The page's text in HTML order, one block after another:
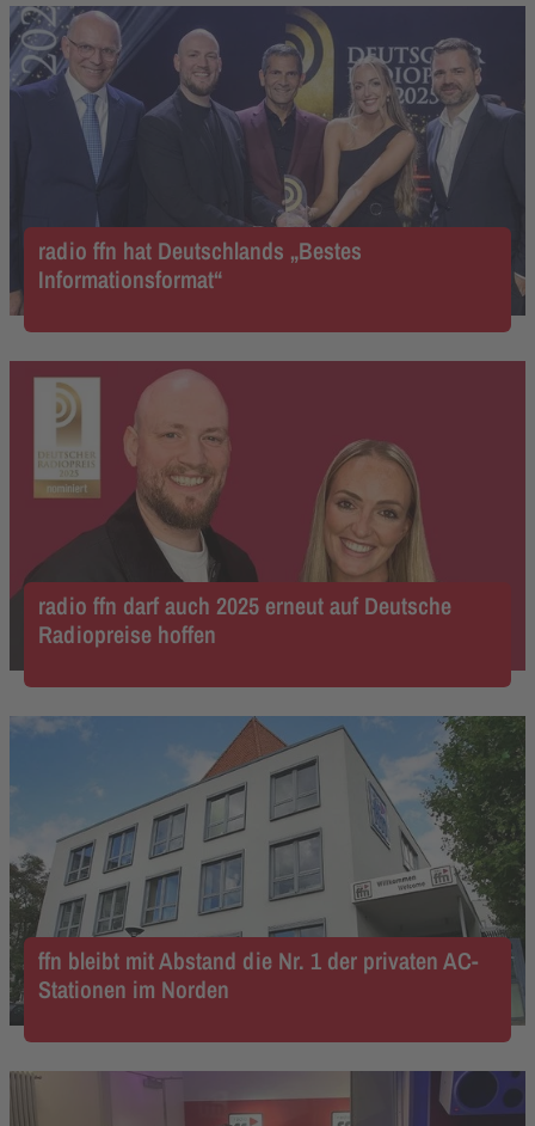
radio ffn hat Deutschlands „Bestes
Informationsformat“
radio ffn darf auch 2025 erneut auf Deutsche
Radiopreise hoffen
ffn bleibt mit Abstand die Nr. 1 der privaten AC-
Stationen im Norden